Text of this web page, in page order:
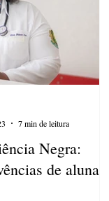
Negra:
de alunas
7 min de leitura